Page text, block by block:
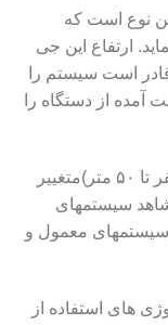
نوع است که
ارتفاع این جی
قادر است سیستم را
از دستگاه را
عمق نفوذ در خاک با توجه به نوع آنتن (از صفر تا ۵۰ متر)متغییر
سیستمهای
سیستمهای معمول و
های استفاده از